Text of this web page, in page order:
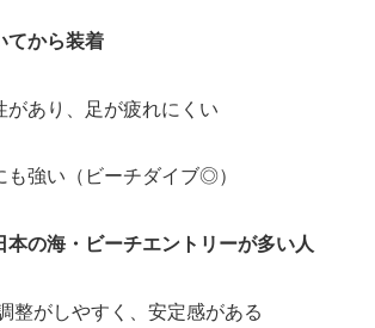
てから装着
があり、足が疲れにくい
も強い（ビーチダイブ◎）
本の海・ビーチエントリーが多い人
整がしやすく、安定感がある